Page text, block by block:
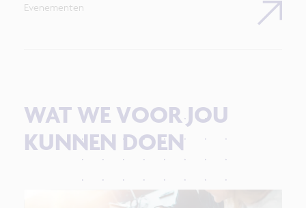
Evenementen
WAT WE VOOR JOU
KUNNEN DOEN